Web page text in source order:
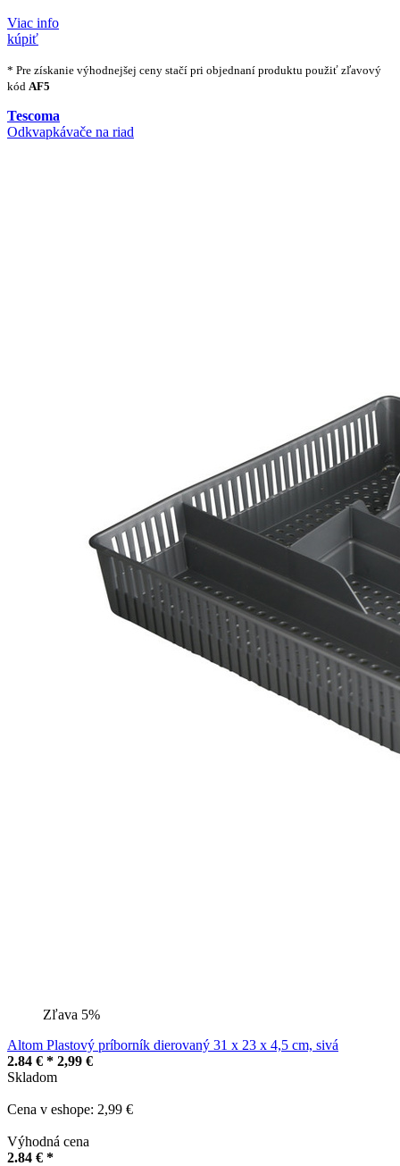
Viac info
kúpiť
* Pre získanie výhodnejšej ceny stačí pri objednaní produktu použiť zľavový
kód AF5
Tescoma
Odkvapkávače na riad
Zľava 5%
Altom Plastový príborník dierovaný 31 x 23 x 4,5 cm, sivá
2.84 € * 2,99 €
Skladom
Cena v eshope: 2,99 €
Výhodná cena
2.84 € *